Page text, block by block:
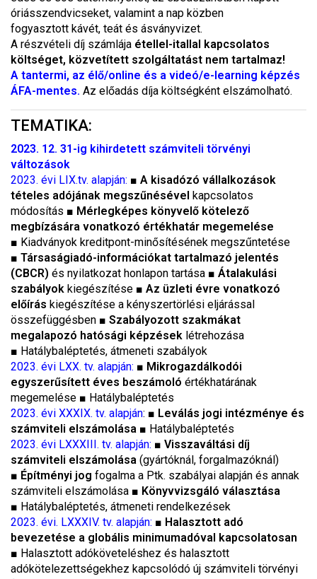
óriásszendvicseket, valamint a nap közben
fogyasztott kávét, teát és ásványvizet.
A részvételi díj számlája étellel-itallal kapcsolatos
költséget, közvetített szolgáltatást nem tartalmaz!
A tantermi, az élő/online és a videó/e-learning képzés
ÁFA-mentes. Az előadás díja költségként elszámolható.
TEMATIKA:
2023. 12. 31-ig kihirdetett számviteli törvényi
változások
2023. évi LIX.tv. alapján: ■ A kisadózó vállalkozások
tételes adójának megszűnésével kapcsolatos
módosítás ■ Mérlegképes könyvelő kötelező
megbízására vonatkozó értékhatár megemelése
■ Kiadványok kreditpont-minősítésének megszűntetése
■ Társaságiadó-információkat tartalmazó jelentés
(CBCR) és nyilatkozat honlapon tartása ■ Átalakulási
szabályok kiegészítése ■ Az üzleti évre vonatkozó
előírás kiegészítése a kényszertörlési eljárással
összefüggésben ■ Szabályozott szakmákat
megalapozó hatósági képzések létrehozása
■ Hatálybaléptetés, átmeneti szabályok
2023. évi LXX. tv. alapján: ■ Mikrogazdálkodói
egyszerűsített éves beszámoló értékhatárának
megemelése ■ Hatálybaléptetés
2023. évi XXXIX. tv. alapján: ■ Leválás jogi intézménye és
számviteli elszámolása ■ Hatálybaléptetés
2023. évi LXXXIII. tv. alapján: ■ Visszaváltási díj
számviteli elszámolása (gyártóknál, forgalmazóknál)
■ Építményi jog fogalma a Ptk. szabályai alapján és annak
számviteli elszámolása ■ Könyvvizsgáló választása
■ Hatálybaléptetés, átmeneti rendelkezések
2023. évi. LXXXIV. tv. alapján: ■ Halasztott adó
bevezetése a globális minimumadóval kapcsolatosan
■ Halasztott adóköveteléshez és halasztott
adókötelezettségekhez kapcsolódó új számviteli törvényi